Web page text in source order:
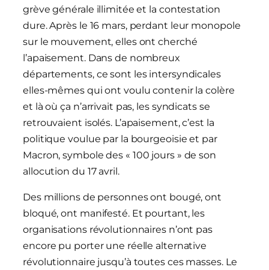
grève générale illimitée et la contestation
dure. Après le 16 mars, perdant leur monopole
sur le mouvement, elles ont cherché
l’apaisement. Dans de nombreux
départements, ce sont les intersyndicales
elles-mêmes qui ont voulu contenir la colère
et là où ça n’arrivait pas, les syndicats se
retrouvaient isolés. L’apaisement, c’est la
politique voulue par la bourgeoisie et par
Macron, symbole des « 100 jours » de son
allocution du 17 avril.
Des millions de personnes ont bougé, ont
bloqué, ont manifesté. Et pourtant, les
organisations révolutionnaires n’ont pas
encore pu porter une réelle alternative
révolutionnaire jusqu’à toutes ces masses. Le